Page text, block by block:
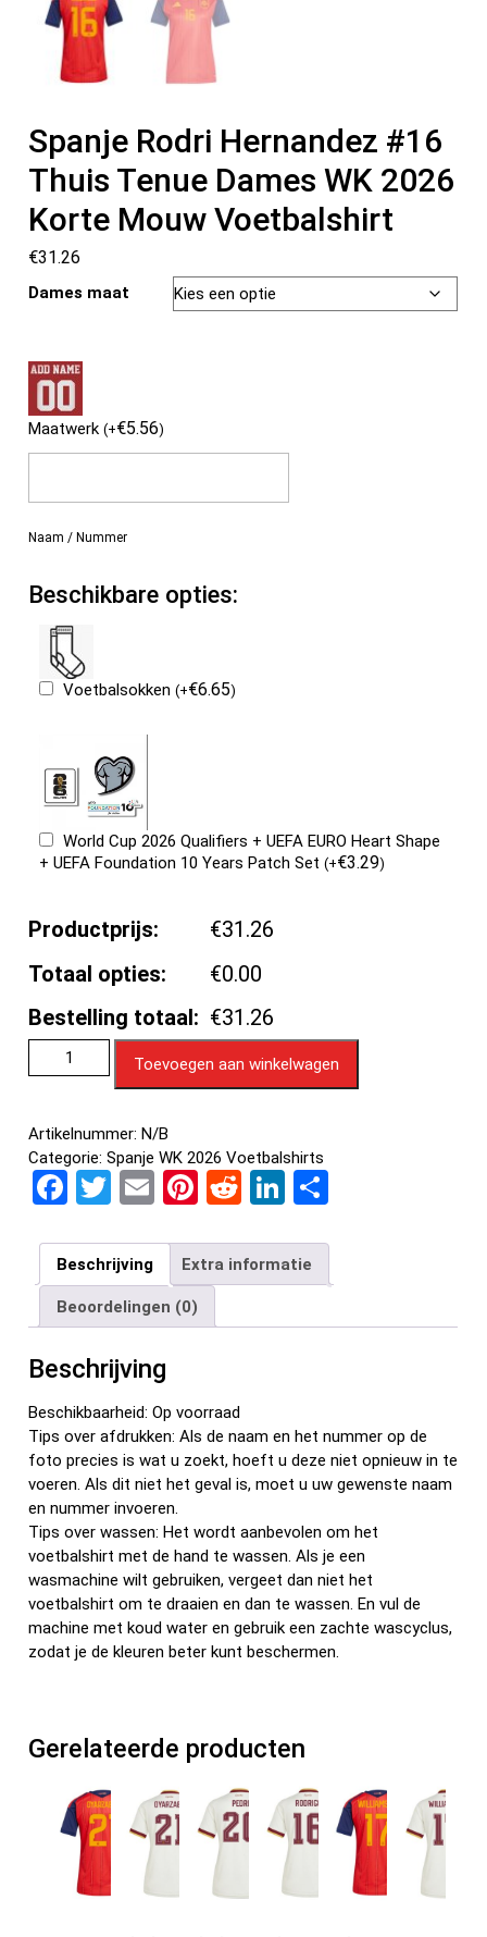
Spanje Rodri Hernandez #16
Thuis Tenue Dames WK 2026
Korte Mouw Voetbalshirt
€31.26
Dames maat
Maatwerk(+€5.56)
Naam / Nummer
Beschikbare opties:
Voetbalsokken(+€6.65)
World Cup 2026 Qualifiers + UEFA EURO Heart Shape
+ UEFA Foundation 10 Years Patch Set(+€3.29)
Productprijs:
€31.26
Totaal opties:
€0.00
Bestelling totaal: €31.26
Toevoegen aan winkelwagen
Artikelnummer:N/B
Categorie:Spanje WK 2026 Voetbalshirts
F
ce
b
o
o
k
T
tt
er
E
ail
Pi
er
es
t
R
d
di
t
Li
ke
dI
n
e
n
Beschrijving Extra informatie
Beoordelingen (0)
Beschrijving
Beschikbaarheid: Op voorraad
Tips over afdrukken: Als de naam en het nummer op de
foto precies is wat u zoekt, hoeft u deze niet opnieuw in te
voeren. Als dit niet het geval is, moet u uw gewenste naam
en nummer invoeren.
Tips over wassen: Het wordt aanbevolen om het
voetbalshirt met de hand te wassen. Als je een
wasmachine wilt gebruiken, vergeet dan niet het
voetbalshirt om te draaien en dan te wassen. En vul de
machine met koud water en gebruik een zachte wascyclus,
zodat je de kleuren beter kunt beschermen.
Gerelateerde producten